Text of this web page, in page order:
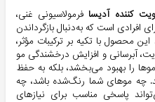
کننده آدیسا فرمولاسیونی غنی،
افرادی است که به‌دنبال بازگرداندن
محصول با تکیه بر ترکیبات مؤثر،
آبرسانی و افزایش درخشندگی مو
را بهبود می‌بخشد، بلکه به حفظ
چه موهای شما رنگ‌شده باشد، چه
پاسخی مناسب برای نیازهای